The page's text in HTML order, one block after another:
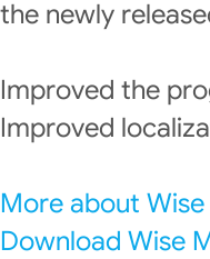
the newly
Improved the
Improved
More about
Download Wise